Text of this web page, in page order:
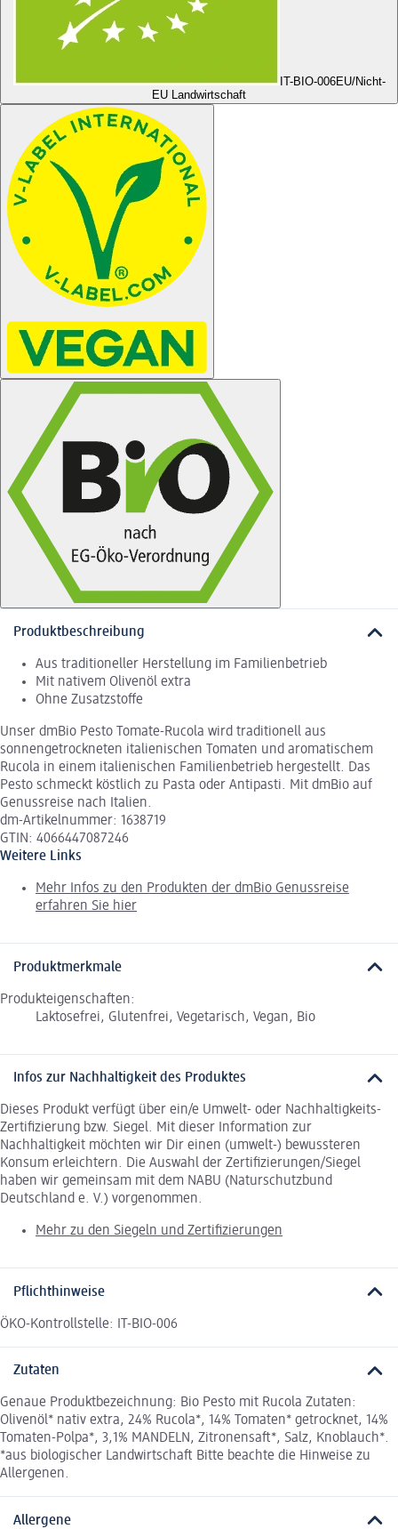
IT-BIO-006EU/Nicht-
EU Landwirtschaft
Produktbeschreibung
Aus traditioneller Herstellung im Familienbetrieb
Mit nativem Olivenöl extra
Ohne Zusatzstoffe
Unser dmBio Pesto Tomate-Rucola wird traditionell aus
sonnengetrockneten italienischen Tomaten und aromatischem
Rucola in einem italienischen Familienbetrieb hergestellt. Das
Pesto schmeckt köstlich zu Pasta oder Antipasti. Mit dmBio auf
Genussreise nach Italien.
dm-Artikelnummer: 1638719
GTIN: 4066447087246
Weitere Links
Mehr Infos zu den Produkten der dmBio Genussreise
erfahren Sie hier
Produktmerkmale
Produkteigenschaften:
Laktosefrei, Glutenfrei, Vegetarisch, Vegan, Bio
Infos zur Nachhaltigkeit des Produktes
Dieses Produkt verfügt über ein/e Umwelt- oder Nachhaltigkeits-
Zertifizierung bzw. Siegel. Mit dieser Information zur
Nachhaltigkeit möchten wir Dir einen (umwelt-) bewussteren
Konsum erleichtern. Die Auswahl der Zertifizierungen/Siegel
haben wir gemeinsam mit dem NABU (Naturschutzbund
Deutschland e. V.) vorgenommen.
Mehr zu den Siegeln und Zertifizierungen
Pflichthinweise
ÖKO-Kontrollstelle: IT-BIO-006
Zutaten
Genaue Produktbezeichnung: Bio Pesto mit Rucola Zutaten:
Olivenöl* nativ extra, 24% Rucola*, 14% Tomaten* getrocknet, 14%
Tomaten-Polpa*, 3,1% MANDELN, Zitronensaft*, Salz, Knoblauch*.
*aus biologischer Landwirtschaft Bitte beachte die Hinweise zu
Allergenen.
Allergene